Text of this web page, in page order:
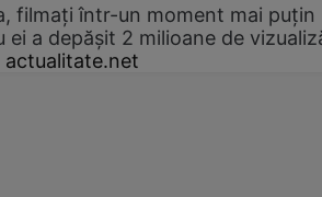
filmați într-un moment mai puțin
ei a depășit 2 milioane de
actualitate.net